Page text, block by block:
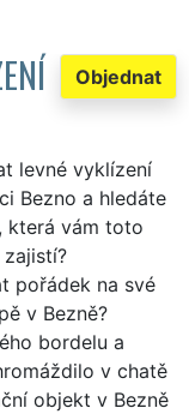
Objednat
levné vyklízení
Bezno a hledáte
která vám toto
pořádek na své
v Bezně?
bordelu a
v chatě
objekt v Bezně